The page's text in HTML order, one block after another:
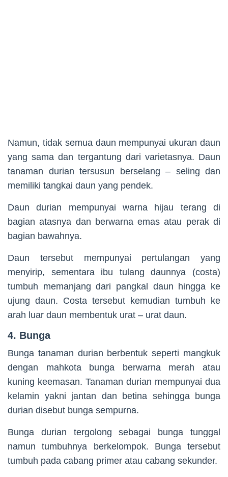
Namun, tidak semua daun mempunyai ukuran daun
yang sama dan tergantung dari varietasnya. Daun
tanaman durian tersusun berselang – seling dan
memiliki tangkai daun yang pendek.
Daun durian mempunyai warna hijau terang di
bagian atasnya dan berwarna emas atau perak di
bagian bawahnya.
Daun tersebut mempunyai pertulangan yang
menyirip, sementara ibu tulang daunnya (costa)
tumbuh memanjang dari pangkal daun hingga ke
ujung daun. Costa tersebut kemudian tumbuh ke
arah luar daun membentuk urat – urat daun.
4. Bunga
Bunga tanaman durian berbentuk seperti mangkuk
dengan mahkota bunga berwarna merah atau
kuning keemasan. Tanaman durian mempunyai dua
kelamin yakni jantan dan betina sehingga bunga
durian disebut bunga sempurna.
Bunga durian tergolong sebagai bunga tunggal
namun tumbuhnya berkelompok. Bunga tersebut
tumbuh pada cabang primer atau cabang sekunder.